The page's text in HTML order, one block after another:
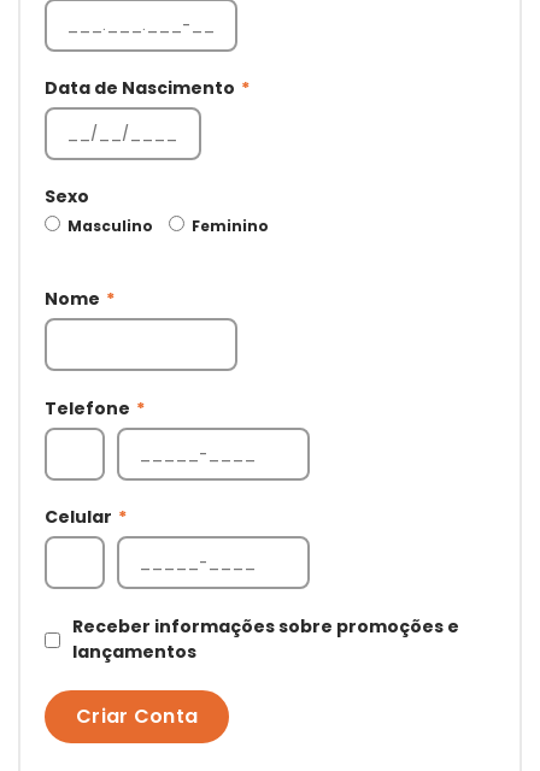
Data de Nascimento *
Sexo
Masculino Feminino
Nome *
Telefone *
Celular *
Receber informações sobre promoções e
lançamentos
Criar Conta